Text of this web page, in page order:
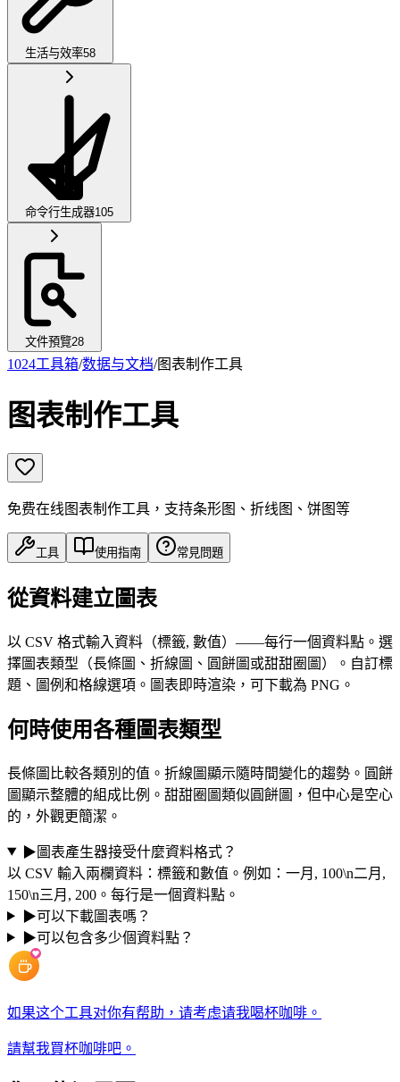
生活与效率58
命令行生成器105
文件預覽28
1024工具箱/数据与文档/图表制作工具
图表制作工具
免费在线图表制作工具，支持条形图、折线图、饼图等
工具 使用指南 常見問題
從資料建立圖表
以 CSV 格式輸入資料（標籤, 數值）——每行一個資料點。選
擇圖表類型（長條圖、折線圖、圓餅圖或甜甜圈圖）。自訂標
題、圖例和格線選項。圖表即時渲染，可下載為 PNG。
何時使用各種圖表類型
長條圖比較各類別的值。折線圖顯示隨時間變化的趨勢。圓餅
圖顯示整體的組成比例。甜甜圈圖類似圓餅圖，但中心是空心
的，外觀更簡潔。
▶ 圖表產生器接受什麼資料格式？
以 CSV 輸入兩欄資料：標籤和數值。例如：一月, 100\n二月,
150\n三月, 200。每行是一個資料點。
▶可以下載圖表嗎？
▶可以包含多少個資料點？
如果这个工具对你有帮助，请考虑请我喝杯咖啡。
請幫我買杯咖啡吧。